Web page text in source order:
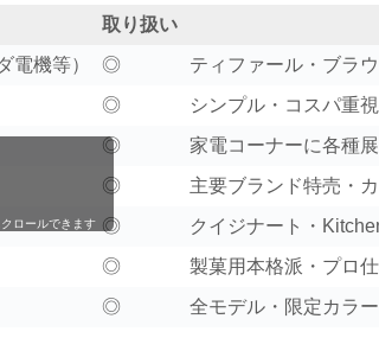
取り扱い
電機等）
◎
ティファール・ブラ
◎
シンプル・コスパ重
◎
家電コーナーに各種
◎
主要ブランド特売・
◎
クイジナート・
◎
製菓用本格派・プロ
◎ 全モデル・限定カラ
クロールできます